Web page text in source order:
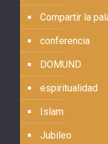
Compartir la
conferencia
DOMUND
espiritualidad
Islam
Jubileo